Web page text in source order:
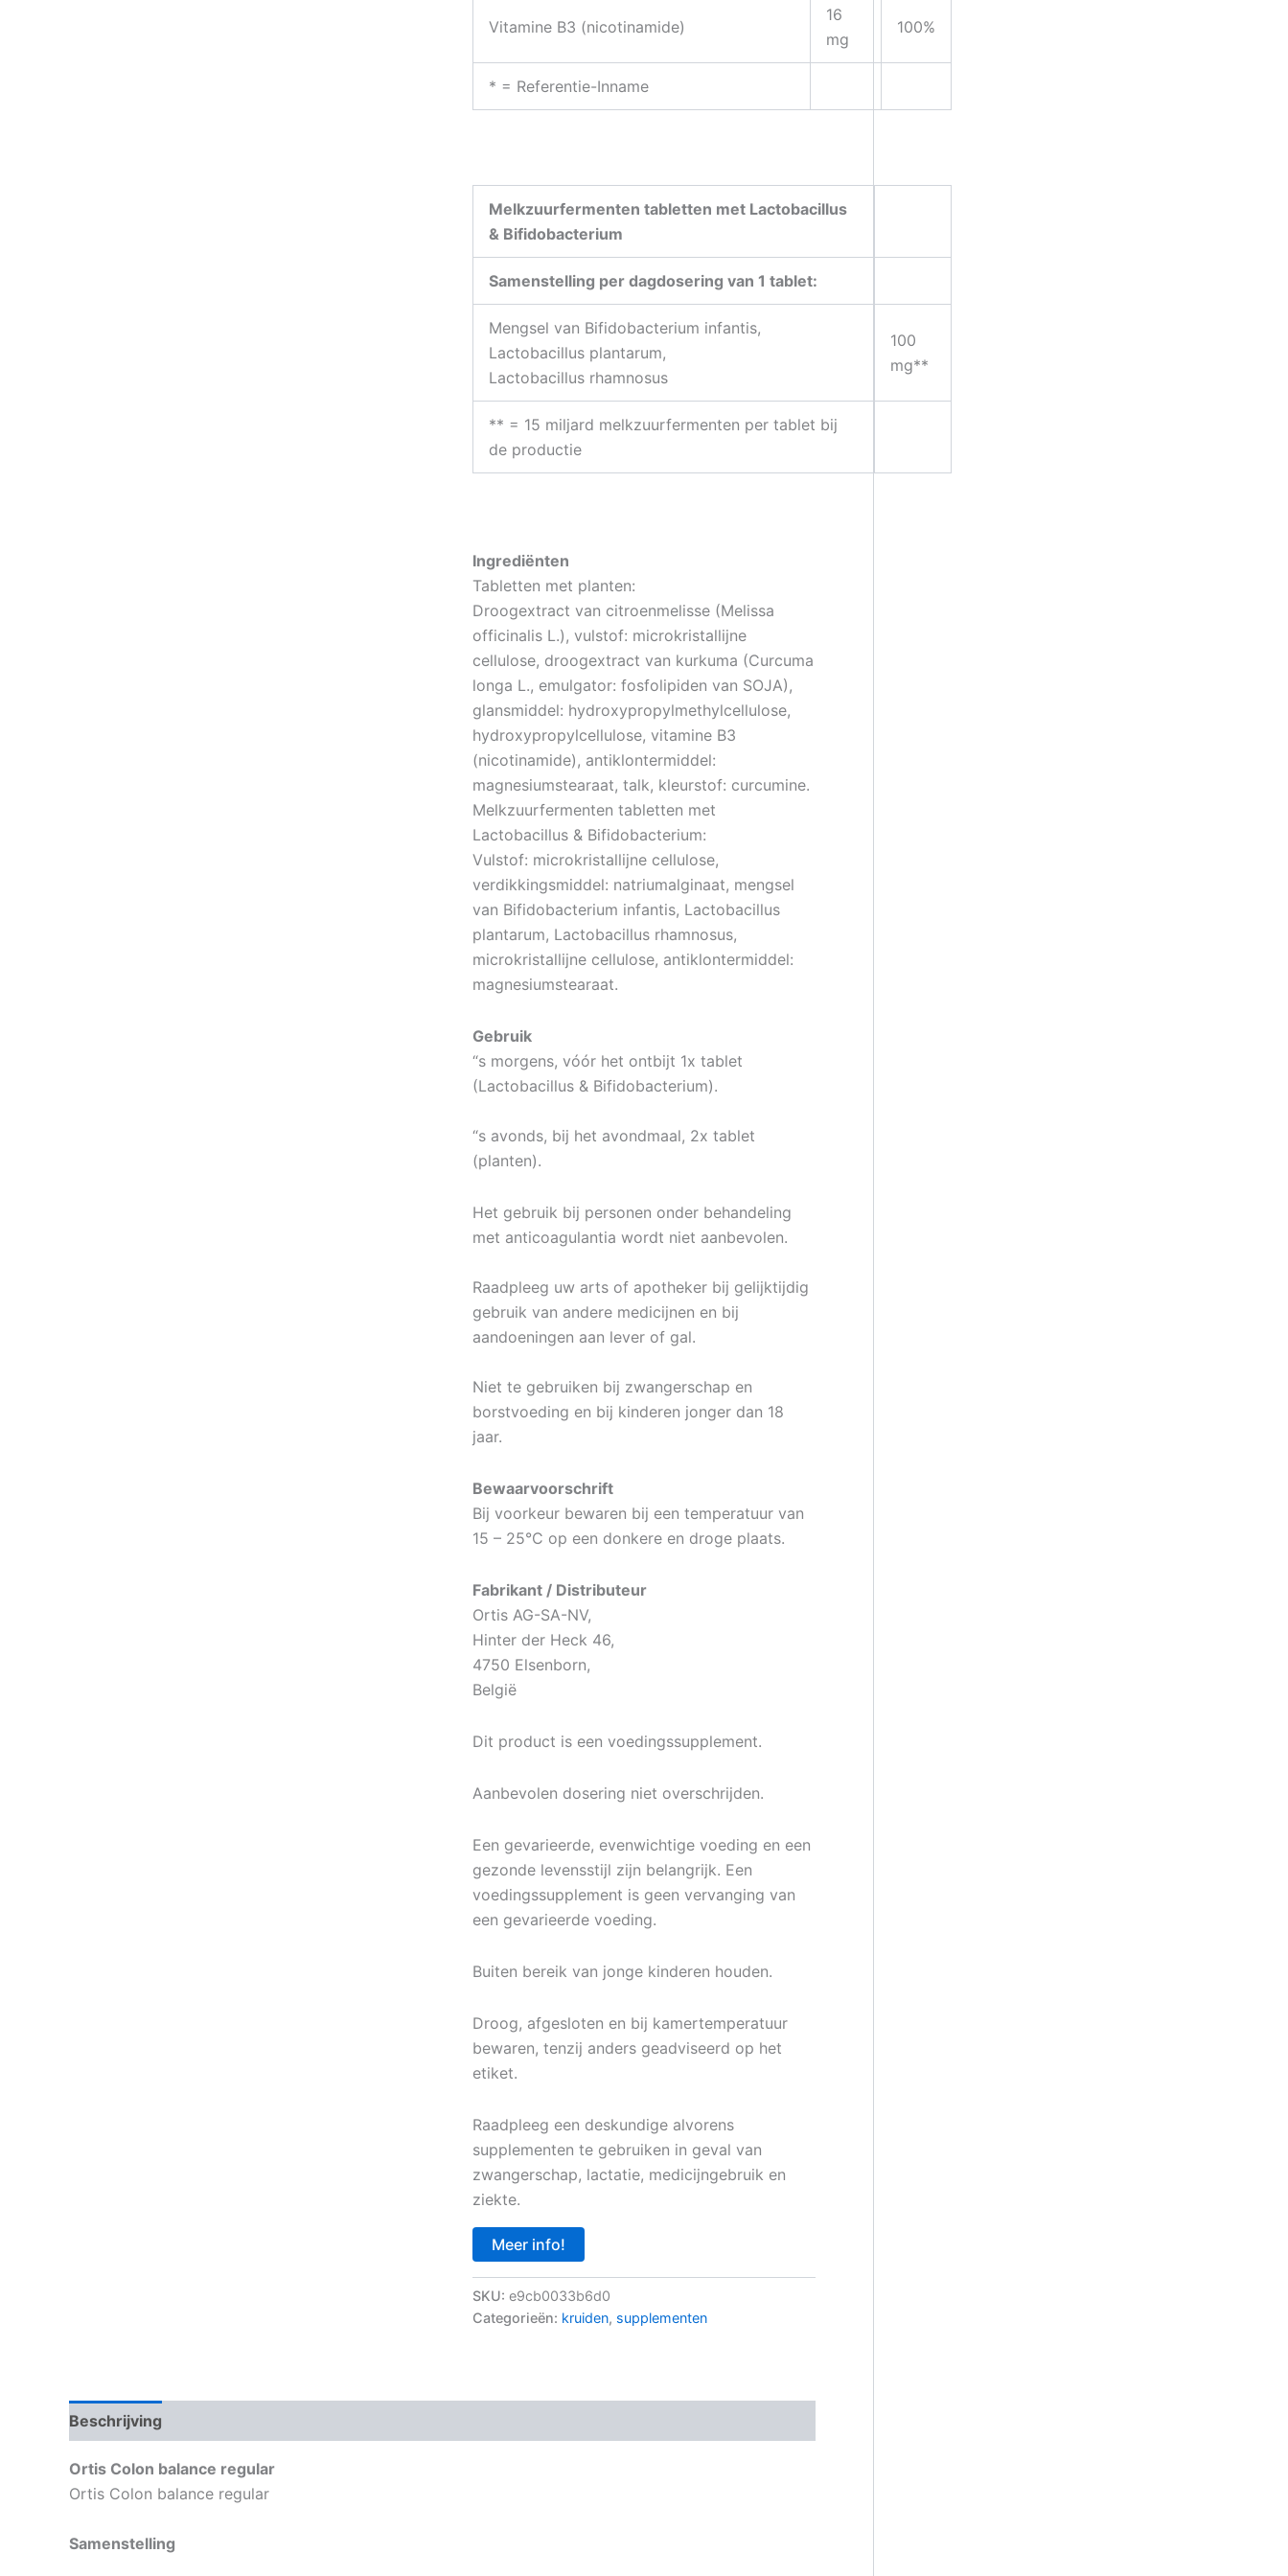
Vitamine B3 (nicotinamide)
16
mg
100%
* = Referentie-Inname
Melkzuurfermenten tabletten met Lactobacillus
& Bifidobacterium
Samenstelling per dagdosering van 1 tablet:
Mengsel van Bifidobacterium infantis,
Lactobacillus plantarum,
Lactobacillus rhamnosus
100
mg**
** = 15 miljard melkzuurfermenten per tablet bij
de productie
Ingrediënten
Tabletten met planten:
Droogextract van citroenmelisse (Melissa
officinalis L.), vulstof: microkristallijne
cellulose, droogextract van kurkuma (Curcuma
longa L., emulgator: fosfolipiden van SOJA),
glansmiddel: hydroxypropylmethylcellulose,
hydroxypropylcellulose, vitamine B3
(nicotinamide), antiklontermiddel:
magnesiumstearaat, talk, kleurstof: curcumine.
Melkzuurfermenten tabletten met
Lactobacillus & Bifidobacterium:
Vulstof: microkristallijne cellulose,
verdikkingsmiddel: natriumalginaat, mengsel
van Bifidobacterium infantis, Lactobacillus
plantarum, Lactobacillus rhamnosus,
microkristallijne cellulose, antiklontermiddel:
magnesiumstearaat.
Gebruik
“s morgens, vóór het ontbijt 1x tablet
(Lactobacillus & Bifidobacterium).
“s avonds, bij het avondmaal, 2x tablet
(planten).
Het gebruik bij personen onder behandeling
met anticoagulantia wordt niet aanbevolen.
Raadpleeg uw arts of apotheker bij gelijktijdig
gebruik van andere medicijnen en bij
aandoeningen aan lever of gal.
Niet te gebruiken bij zwangerschap en
borstvoeding en bij kinderen jonger dan 18
jaar.
Bewaarvoorschrift
Bij voorkeur bewaren bij een temperatuur van
15 – 25°C op een donkere en droge plaats.
Fabrikant / Distributeur
Ortis AG-SA-NV,
Hinter der Heck 46,
4750 Elsenborn,
België
Dit product is een voedingssupplement.
Aanbevolen dosering niet overschrijden.
Een gevarieerde, evenwichtige voeding en een
gezonde levensstijl zijn belangrijk. Een
voedingssupplement is geen vervanging van
een gevarieerde voeding.
Buiten bereik van jonge kinderen houden.
Droog, afgesloten en bij kamertemperatuur
bewaren, tenzij anders geadviseerd op het
etiket.
Raadpleeg een deskundige alvorens
supplementen te gebruiken in geval van
zwangerschap, lactatie, medicijngebruik en
ziekte.
Meer info!
SKU: e9cb0033b6d0
Categorieën: kruiden, supplementen
Beschrijving
Ortis Colon balance regular
Ortis Colon balance regular
Samenstelling